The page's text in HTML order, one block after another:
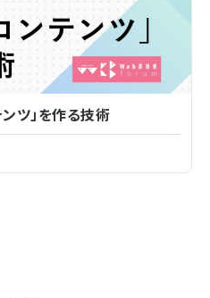
ツ」を作る技術